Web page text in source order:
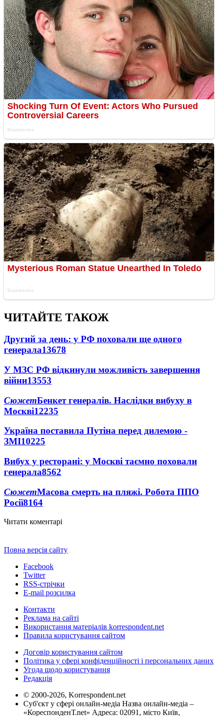
ЧИТАЙТЕ ТАКОЖ
Другий за день: у РФ поховали ще одного
генерала13678
У МЗС РФ відкинули можливість завершення
війни13553
СюжетБенкет генералів. Наслідки вибуху в
Москві12235
Україна поставила Путіна перед дилемою -
ЗМІ10225
Вибух у ресторані: у Москві таємно поховали
генерала8562
СюжетМасова смерть на пляжі. Робота ППО
Росії8164
Читати коментарі
Повна версія сайту
Facebook
Twitter
RSS-стрічки
E-mail розсилка
Контакти
Реклама на сайті
Використання матеріалів korrespondent.net
Правила користування сайтом
Договір користування сайтом
Політика у сфері конфіденційності і персональних даних
Угода щодо користування
Редакція
© 2000-2026, Korrespondent.net
Суб'єкт у сфері онлайн-медіа Назва онлайн-медіа –
«КореспонденТ.net» Адреса: 02091, місто Київ,